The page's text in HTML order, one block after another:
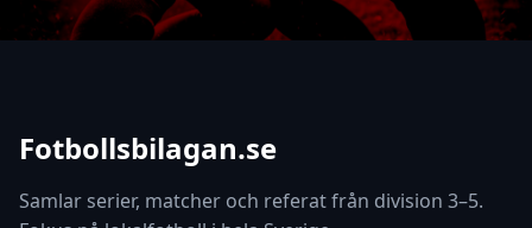
Fotbollsbilagan.se
Samlar serier, matcher och referat från division 3–5.